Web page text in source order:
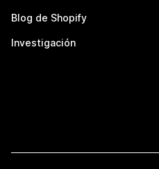
Blog de Shopify
Investigación